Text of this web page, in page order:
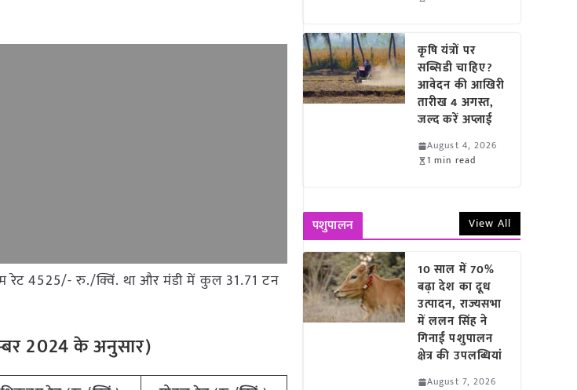
रेट 4525/- रु./क्विं. था और मंडी में कुल 31.71 टन
2024केअनुसार)
कृषि यंत्रों पर
सब्सिडी चाहिए?
आवेदन की आखिरी
तारीख 4 अगस्त,
जल्द करें अप्लाई
August 4, 2026
1 min read
पशुपालन View All
10 साल में 70%
बढ़ा देश का दूध
उत्पादन, राज्यसभा
में ललन सिंह ने
गिनाईं पशुपालन
क्षेत्र की उपलब्धियां
August 7, 2026